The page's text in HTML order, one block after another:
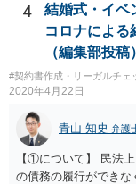
4
結婚式・イベ
コロナによる
（編集部投稿）
#契約書作成・リーガルチェ
2020年4月22日
青山 知史 弁護
【①について】 民法
の債務の履行ができな